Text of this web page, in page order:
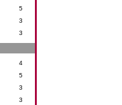
5
3
3
4
5
3
3